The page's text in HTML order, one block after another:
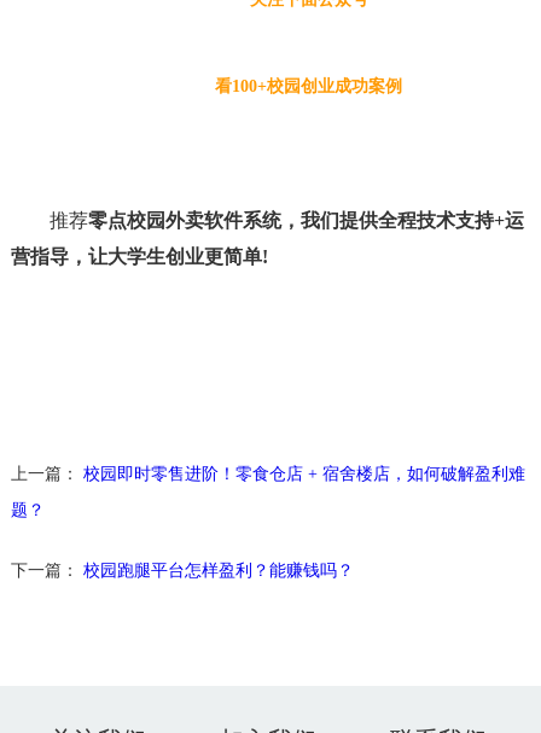
看100+校园创业成功案例
推荐零点校园外卖软件系统，我们提供全程技术支持+运
营指导，让大学生创业更简单!
上一篇： 校园即时零售进阶！零食仓店 + 宿舍楼店，如何破解盈利难
题？
下一篇： 校园跑腿平台怎样盈利？能赚钱吗？